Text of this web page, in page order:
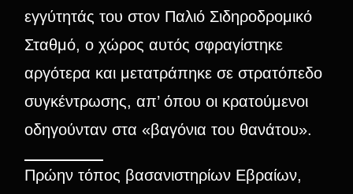
εγγύτητάς του στον Παλιό Σιδηροδρομικό
Σταθμό, ο χώρος αυτός σφραγίστηκε
αργότερα και μετατράπηκε σε στρατόπεδο
συγκέντρωσης, απ’ όπου οι κρατούμενοι
οδηγούνταν στα «βαγόνια του θανάτου».
Πρώην τόπος βασανιστηρίων Εβραίων,